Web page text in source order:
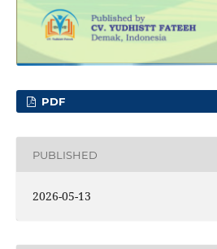
PDF
PUBLISHED
2026-05-13